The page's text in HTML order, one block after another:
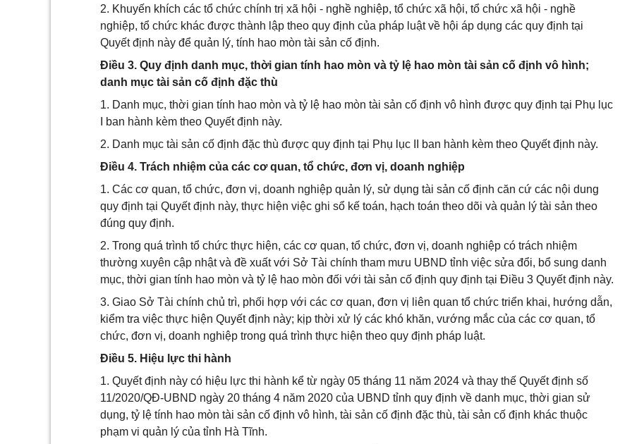
2. Khuyến khích các tổ chức chính trị xã hội - nghề nghiệp, tổ chức xã hội, tổ chức xã hội - nghề
nghiệp, tổ chức khác được thành lập theo quy định của pháp luật về hội áp dụng các quy định tại
Quyết định này để quản lý, tính hao mòn tài sản cố định.
Điều 3. Quy định danh mục, thời gian tính hao mòn và tỷ lệ hao mòn tài sản cố định vô hình;
danh mục tài sản cố định đặc thù
1. Danh mục, thời gian tính hao mòn và tỷ lệ hao mòn tài sản cố định vô hình được quy định tại Phụ lục
I ban hành kèm theo Quyết định này.
2. Danh mục tài sản cố định đặc thù được quy định tại Phụ lục II ban hành kèm theo Quyết định này.
Điều 4. Trách nhiệm của các cơ quan, tổ chức, đơn vị, doanh nghiệp
1. Các cơ quan, tổ chức, đơn vị, doanh nghiệp quản lý, sử dụng tài sản cố định căn cứ các nội dung
quy định tại Quyết định này, thực hiện việc ghi sổ kế toán, hạch toán theo dõi và quản lý tài sản theo
đúng quy định.
2. Trong quá trình tổ chức thực hiện, các cơ quan, tổ chức, đơn vị, doanh nghiệp có trách nhiệm
thường xuyên cập nhật và đề xuất với Sở Tài chính tham mưu UBND tỉnh việc sửa đổi, bổ sung danh
mục, thời gian tính hao mòn và tỷ lệ hao mòn đối với tài sản cố định quy định tại Điều 3 Quyết định này.
3. Giao Sở Tài chính chủ trì, phối hợp với các cơ quan, đơn vị liên quan tổ chức triển khai, hướng dẫn,
kiểm tra việc thực hiện Quyết định này; kịp thời xử lý các khó khăn, vướng mắc của các cơ quan, tổ
chức, đơn vị, doanh nghiệp trong quá trình thực hiện theo quy định pháp luật.
Điều 5. Hiệu lực thi hành
1. Quyết định này có hiệu lực thi hành kể từ ngày 05 tháng 11 năm 2024 và thay thế Quyết định số
11/2020/QĐ-UBND ngày 20 tháng 4 năm 2020 của UBND tỉnh quy định về danh mục, thời gian sử
dụng, tỷ lệ tính hao mòn tài sản cố định vô hình, tài sản cố định đặc thù, tài sản cố định khác thuộc
phạm vi quản lý của tỉnh Hà Tĩnh.